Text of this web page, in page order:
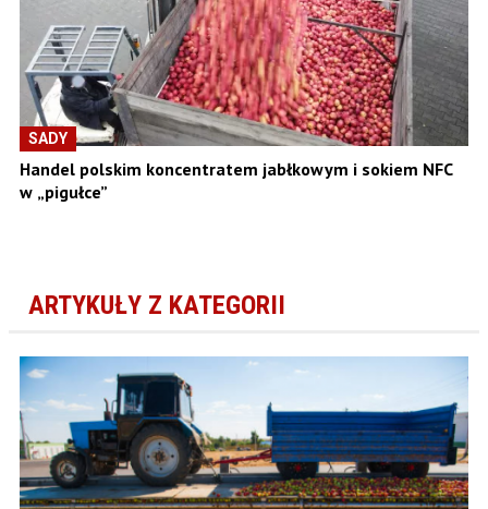
SADY
Handel polskim koncentratem jabłkowym i sokiem NFC
w „pigułce”
ARTYKUŁY Z KATEGORII